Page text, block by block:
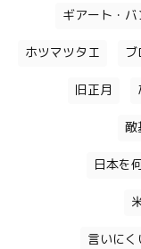
ギアート・
ホツマツタエ ブ
旧正月
敵
日本を
言いに